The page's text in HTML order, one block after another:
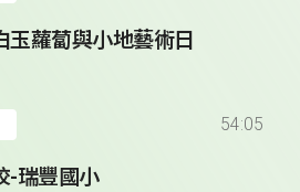
玉蘿蔔與小地藝術日
54:05
-瑞豐國小